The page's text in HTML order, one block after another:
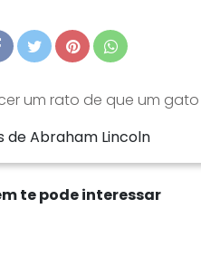
um rato de que um
de Abraham Lincoln
te pode interessar